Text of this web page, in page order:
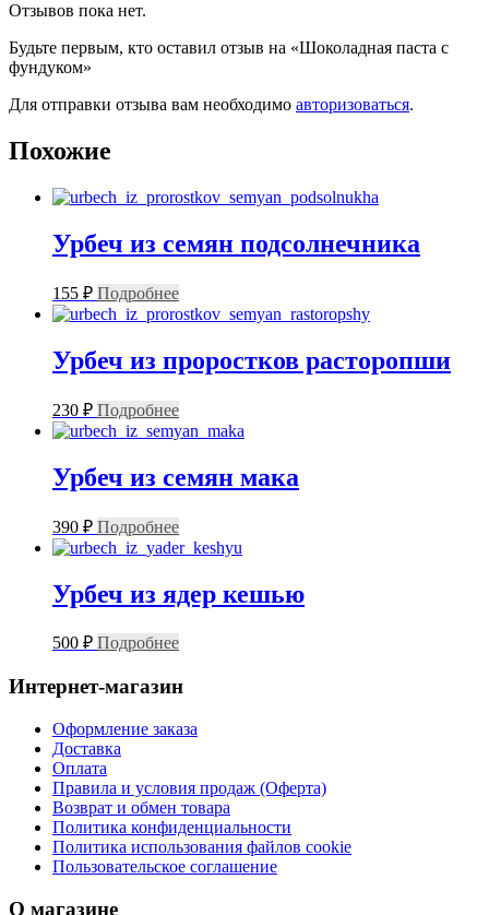
Отзывов пока нет.
Будьте первым, кто оставил отзыв на «Шоколадная паста с
фундуком»
Для отправки отзыва вам необходимо авторизоваться.
Похожие
Урбеч из семян подсолнечника
155 ₽ Подробнее
Урбеч из проростков расторопши
230 ₽ Подробнее
Урбеч из семян мака
390 ₽ Подробнее
Урбеч из ядер кешью
500 ₽ Подробнее
Интернет-магазин
Оформление заказа
Доставка
Оплата
Правила и условия продаж (Оферта)
Возврат и обмен товара
Политика конфиденциальности
Политика использования файлов cookie
Пользовательское соглашение
О магазине